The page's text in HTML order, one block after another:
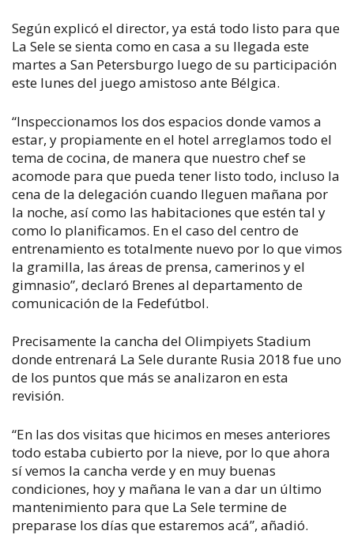
Según explicó el director, ya está todo listo para que
La Sele se sienta como en casa a su llegada este
martes a San Petersburgo luego de su participación
este lunes del juego amistoso ante Bélgica.
“Inspeccionamos los dos espacios donde vamos a
estar, y propiamente en el hotel arreglamos todo el
tema de cocina, de manera que nuestro chef se
acomode para que pueda tener listo todo, incluso la
cena de la delegación cuando lleguen mañana por
la noche, así como las habitaciones que estén tal y
como lo planificamos. En el caso del centro de
entrenamiento es totalmente nuevo por lo que vimos
la gramilla, las áreas de prensa, camerinos y el
gimnasio”, declaró Brenes al departamento de
comunicación de la Fedefútbol.
Precisamente la cancha del Olimpiyets Stadium
donde entrenará La Sele durante Rusia 2018 fue uno
de los puntos que más se analizaron en esta
revisión.
“En las dos visitas que hicimos en meses anteriores
todo estaba cubierto por la nieve, por lo que ahora
sí vemos la cancha verde y en muy buenas
condiciones, hoy y mañana le van a dar un último
mantenimiento para que La Sele termine de
preparase los días que estaremos acá”, añadió.